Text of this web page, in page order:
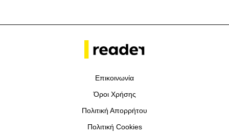
Επικοινωνία
Όροι Χρήσης
Πολιτική Απορρήτου
Πολιτική Cookies